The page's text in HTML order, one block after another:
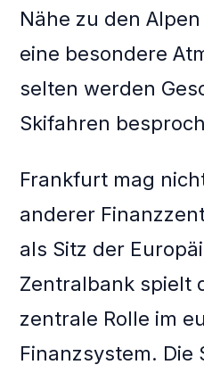
Nähe zu den
eine besondere
selten werden
Skifahren
Frankfurt mag
anderer
als Sitz der
Zentralbank spielt
zentrale Rolle im
Finanzsystem. Die